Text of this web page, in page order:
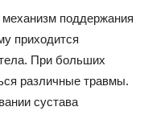
поддержания
приходится
При больших
различные травмы.
сустава